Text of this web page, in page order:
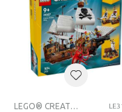
LEGO® CREATOR